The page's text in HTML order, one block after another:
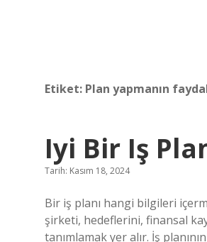
Etiket: Plan yapmanın
Iyi Bir Iş
Tarih: Kasım 18, 2024
Bir iş planı hangi bilgileri
şirketi, hedeflerini, finansal
tanımlamak yer alır. İş